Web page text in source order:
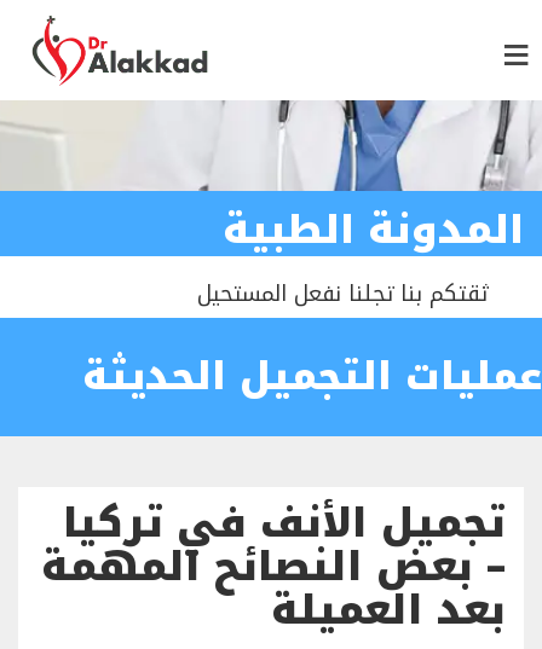
المدونة الطبية
ثقتكم بنا تجلنا نفعل المستحيل
عمليات التجميل الحديثة
تجميل الأنف في تركيا
– بعض النصائح المهمة
بعد العميلة